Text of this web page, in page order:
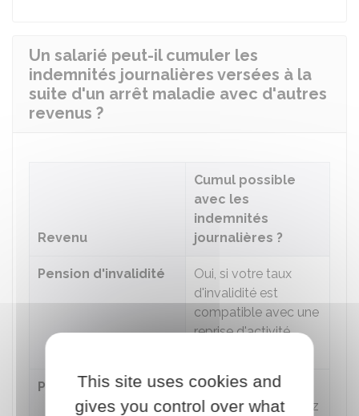
Un salarié peut-il cumuler les
indemnités journalières versées à la
suite d'un arrêt maladie avec d'autres
revenus ?
Revenu
Cumul possible
avec les
indemnités
journalières ?
Pension d'invalidité
Oui, si votre taux
d'invalidité est
compatible avec une
reprise d'activité
Pension de vieillesse
Oui, si vous êtes
retraité et poursuivez
This site uses cookies and
gives you control over what